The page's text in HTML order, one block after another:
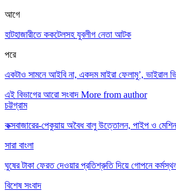
আগে
হাটহাজারীতে ককটেলসহ যুবলীগ নেতা আটক
পরে
একটাও সামনে আইবি না, একদম মাইরা ফেলামু’, ভাইরাল
এই বিভাগের আরো সংবাদ More from author
চট্টগ্রাম
কক্সবাজারের-পেকুয়ায় অবৈধ বালু উত্তোলন, পাইপ ও
সারা বাংলা
ঘুষের টাকা ফেরত দেওয়ার প্রতিশ্রুতি দিয়ে গোপনে
বিশেষ সংবাদ